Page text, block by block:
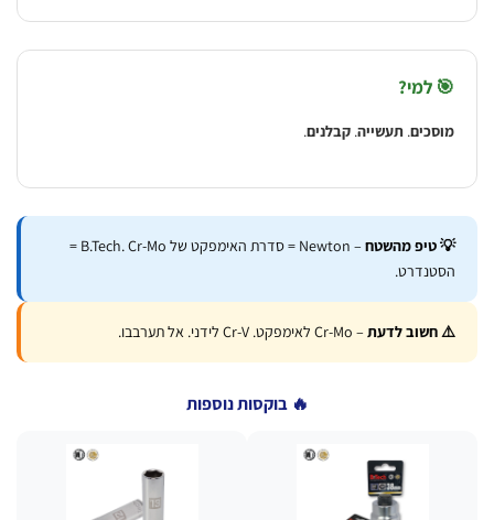
למי?
.תעשייה.קבלנים.
טיפ מהשטח
– Newton = סדרת האימפקט של B.Tech. Cr-Mo =
חשוב לדעת– Cr-Mo לאימפקט. Cr-V לידני. אל תערבבו.
🔥 בוקסות נוספות